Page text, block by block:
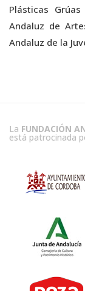
Plásticas
Andaluz de
Andaluz de la
La FUNDACIÓN
está patrocinada